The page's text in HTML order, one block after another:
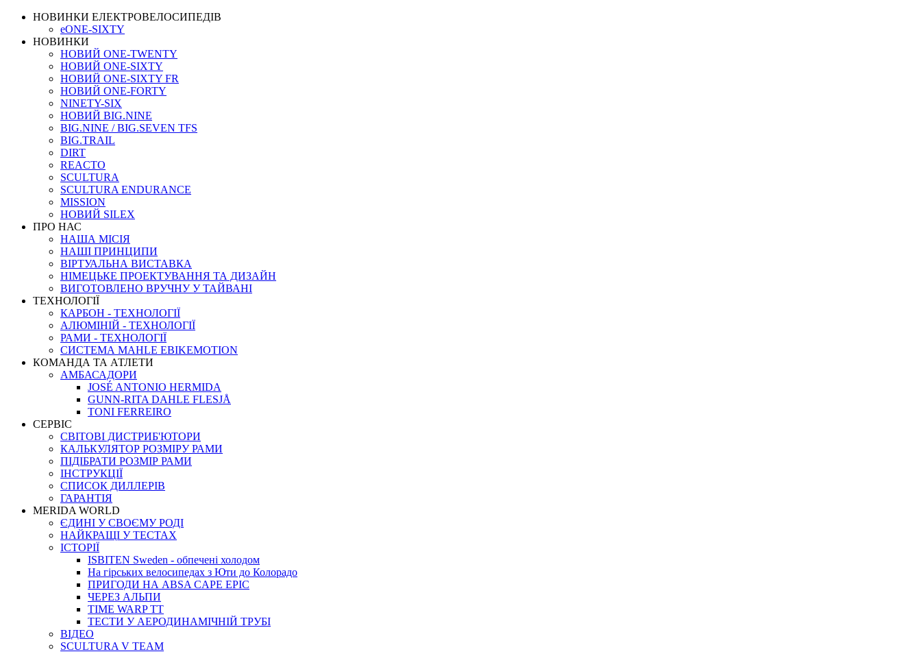
НОВИНКИ ЕЛЕКТРОВЕЛОСИПЕДІВ
eONE-SIXTY
НОВИНКИ
НОВИЙ ONE-TWENTY
НОВИЙ ONE-SIXTY
НОВИЙ ONE-SIXTY FR
НОВИЙ ONE-FORTY
NINETY-SIX
НОВИЙ BIG.NINE
BIG.NINE / BIG.SEVEN TFS
BIG.TRAIL
DIRT
REACTO
SCULTURA
SCULTURA ENDURANCE
MISSION
НОВИЙ SILEX
ПРО НАС
НАША МICIЯ
НАШI ПРИНЦИПИ
ВIРТУАЛЬНА ВИСТАВКА
НІМЕЦЬКЕ ПРОЕКТУВАННЯ ТА ДИЗАЙН
ВИГОТОВЛЕНО ВРУЧНУ У ТАЙВАНІ
ТЕХНОЛОГІЇ
КАРБОН - ТЕХНОЛОГІЇ
АЛЮМІНІЙ - ТЕХНОЛОГІЇ
РАМИ - ТЕХНОЛОГІЇ
СИСТЕМА MAHLE EBIKEMOTION
КОМАНДА ТА АТЛЕТИ
АМБАСАДОРИ
JOSÉ ANTONIO HERMIDA
GUNN-RITA DAHLE FLESJÅ
TONI FERREIRO
СЕРВІС
СВІТОВІ ДИСТРИБ'ЮТОРИ
КАЛЬКУЛЯТОР РОЗМIРУ РАМИ
ПІДІБРАТИ РОЗМІР РАМИ
IНСТРУКЦIЇ
СПИСОК ДИЛЛЕРІВ
ГАРАНТIЯ
MERIDA WORLD
ЄДИНI У СВОЄМУ РОДI
НАЙКРАЩІ У ТЕСТАХ
ІСТОРІЇ
ISBITEN Sweden - обпечені холодом
На гірських велосипедах з Юти до Колорадо
ПРИГОДИ НА ABSA CAPE EPIC
ЧЕРЕЗ АЛЬПИ
TIME WARP TT
ТЕСТИ У АЕРОДИНАМІЧНІЙ ТРУБІ
ВІДЕО
SCULTURA V TEAM